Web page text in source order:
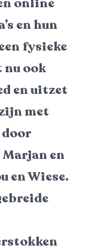
en hun
fysieke
ook
en uitzet
met
en
en Wiese.